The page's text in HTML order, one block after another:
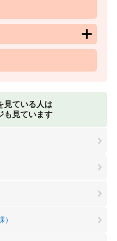
見ている人は
も見ています
）